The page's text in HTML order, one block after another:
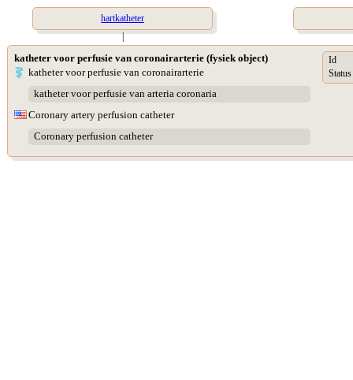
hartkatheter
|
katheter voor perfusie van coronairarterie (fysiek object)
katheter voor perfusie van coronairarterie
katheter voor perfusie van arteria coronaria
Coronary artery perfusion catheter
Coronary perfusion catheter
Id
Status